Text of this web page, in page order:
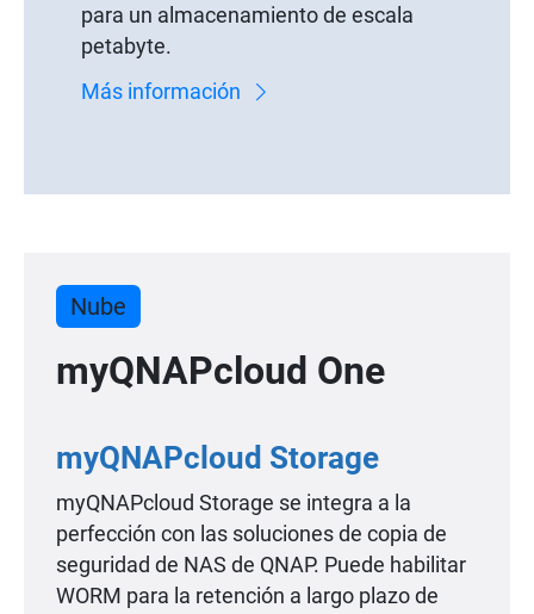
para un almacenamiento de escala
petabyte.
Más información
Nube
myQNAPcloud One
myQNAPcloud Storage
myQNAPcloud Storage se integra a la
perfección con las soluciones de copia de
seguridad de NAS de QNAP. Puede habilitar
WORM para la retención a largo plazo de